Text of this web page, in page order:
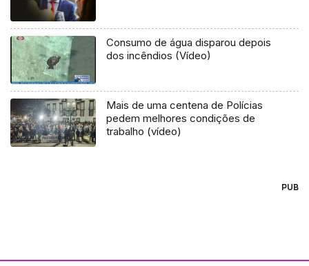
Consumo de água disparou depois
dos incêndios (Vídeo)
Mais de uma centena de Polícias
pedem melhores condições de
trabalho (vídeo)
PUB